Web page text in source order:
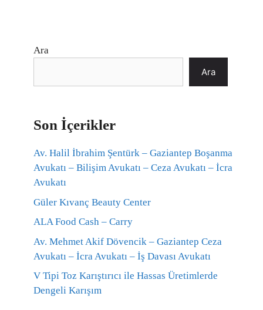
Ara
Ara
Son İçerikler
Av. Halil İbrahim Şentürk – Gaziantep Boşanma
Avukatı – Bilişim Avukatı – Ceza Avukatı – İcra
Avukatı
Güler Kıvanç Beauty Center
ALA Food Cash – Carry
Av. Mehmet Akif Dövencik – Gaziantep Ceza
Avukatı – İcra Avukatı – İş Davası Avukatı
V Tipi Toz Karıştırıcı ile Hassas Üretimlerde
Dengeli Karışım